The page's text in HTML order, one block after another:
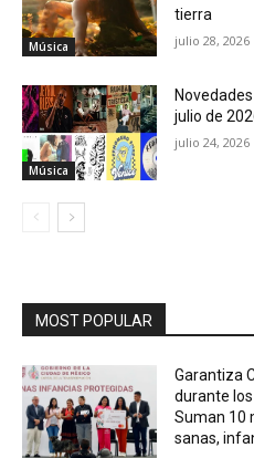
Música
tierra
julio 28, 2026
Música
julio de
julio 24, 2026
MOST POPULAR
Garantiza
durante
Suman 10
sanas,